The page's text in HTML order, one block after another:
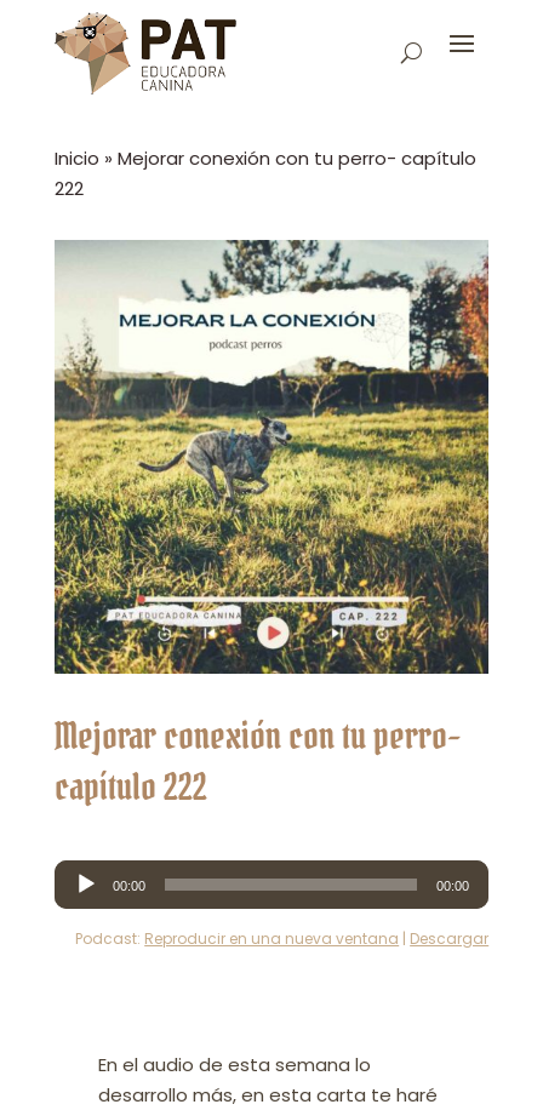
Inicio » Mejorar conexión con tu perro- capítulo
222
Mejorar conexión con tu perro-
capítulo 222
Reproductor
de
audio
00:00 00:00
Podcast: Reproducir en una nueva ventana | Descargar
En el audio de esta semana lo
desarrollo más, en esta carta te haré